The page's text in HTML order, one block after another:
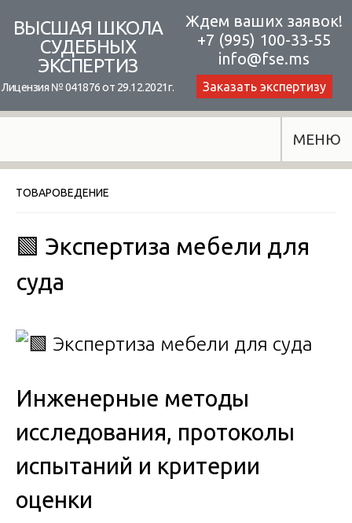
content
ВЫСШАЯ ШКОЛА
СУДЕБНЫХ
ЭКСПЕРТИЗ
Лицензия № 041876 от 29.12.2021г.
Ждем ваших заявок!
+7 (995) 100-33-55
info@fse.ms
Заказать экспертизу
МЕНЮ
ТОВАРОВЕДЕНИЕ
🟩 Экспертиза мебели для
суда
Инженерные методы
исследования, протоколы
испытаний и критерии
оценки